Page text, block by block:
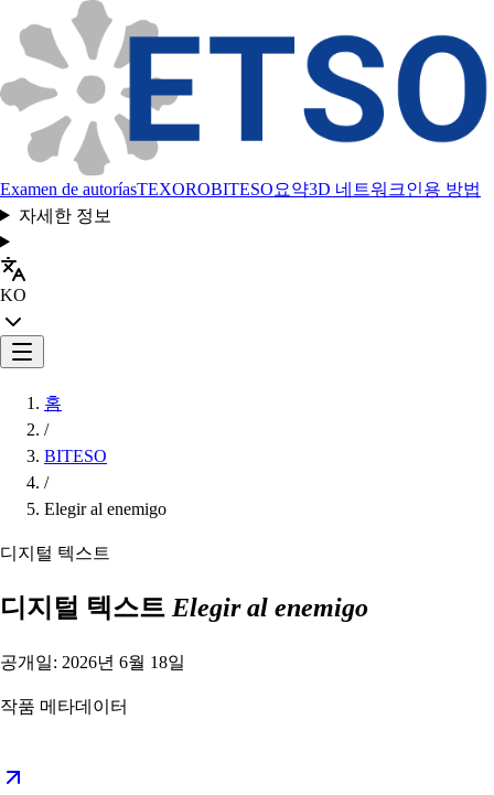
Examen de autoríasTEXOROBITESO요약3D 네트워크인용 방법
자세한 정보
KO
홈
/
BITESO
/
Elegir al enemigo
디지털 텍스트
디지털 텍스트 Elegir al enemigo
공개일: 2026년 6월 18일
작품 메타데이터